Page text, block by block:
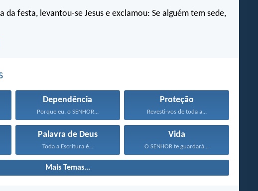
da festa, levantou-se Jesus e exclamou: Se alguém tem sede,
Dependência
Porque eu, o SENHOR...
Proteção
Revesti-vos de toda a...
Palavra de Deus
Toda a Escritura é...
Vida
O SENHOR te guardará...
Mais Temas...